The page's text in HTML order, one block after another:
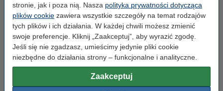
stronie, jak i poza nią. Nasza polityka prywatności dotycząca
plików cookie zawiera wszystkie szczegóły na temat rodzajów
tych plików i ich działania. W każdej chwili możesz zmienić
swoje preferencje. Kliknij „Zaakceptuj”, aby wyrazić zgodę.
Jeśli się nie zgadzasz, umieścimy jedynie pliki cookie
niezbędne do działania strony – funkcjonalne i analityczne.
Zaakceptuj
Etykiety wysyłkowe A6 (105 x
148 mm), 100 etykiet, 123drukuj
14,90 zł z VAT
Spinacze biurowe 33 mm
okrągłe (100 sztuk), 123drukuj
2,90 zł z VAT